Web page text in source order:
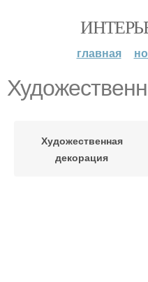
главная
Художественная
декорация